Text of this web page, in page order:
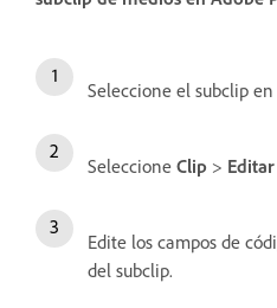
Seleccione el subclip
Seleccione Clip >
Edite los campos de
del subclip.